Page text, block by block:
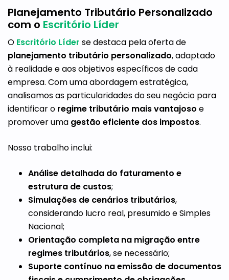
Planejamento Tributário Personalizado
com o Escritório Líder
O Escritório Líder se destaca pela oferta de
planejamento tributário personalizado, adaptado
à realidade e aos objetivos específicos de cada
empresa. Com uma abordagem estratégica,
analisamos as particularidades do seu negócio para
identificar o regime tributário mais vantajoso e
promover uma gestão eficiente dos impostos.
Nosso trabalho inclui:
Análise detalhada do faturamento e
estrutura de custos;
Simulações de cenários tributários,
considerando lucro real, presumido e Simples
Nacional;
Orientação completa na migração entre
regimes tributários, se necessário;
Suporte contínuo na emissão de documentos